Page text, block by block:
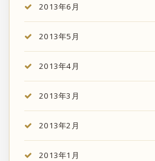
2013年6月
2013年5月
2013年4月
2013年3月
2013年2月
2013年1月